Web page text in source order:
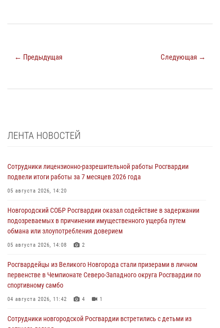
← Предыдущая Следующая →
ЛЕНТА НОВОСТЕЙ
Сотрудники лицензионно-разрешительной работы Росгвардии
подвели итоги работы за 7 месяцев 2026 года
05 августа 2026, 14:20
Новгородский СОБР Росгвардии оказал содействие в задержании
подозреваемых в причинении имущественного ущерба путем
обмана или злоупотребления доверием
05 августа 2026, 14:08 2
Росгвардейцы из Великого Новгорода стали призерами в личном
первенстве в Чемпионате Северо-Западного округа Росгвардии по
спортивному самбо
04 августа 2026, 11:42 4 1
Сотрудники новгородской Росгвардии встретились с детьми из